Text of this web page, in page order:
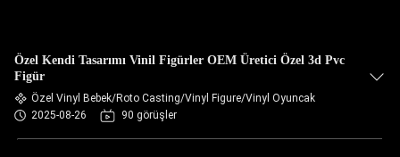
Özel Kendi Tasarımı Vinil Figürler OEM Üretici Özel 3d Pvc
Figür
Özel Vinyl Bebek/Roto Casting/Vinyl Figure/Vinyl Oyuncak
2025-08-26
90 görüşler